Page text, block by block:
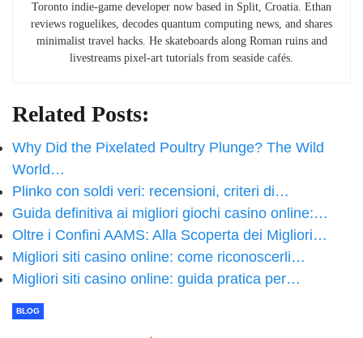
Toronto indie-game developer now based in Split, Croatia. Ethan
reviews roguelikes, decodes quantum computing news, and shares
minimalist travel hacks. He skateboards along Roman ruins and
livestreams pixel-art tutorials from seaside cafés.
Related Posts:
Why Did the Pixelated Poultry Plunge? The Wild
World…
Plinko con soldi veri: recensioni, criteri di…
Guida definitiva ai migliori giochi casino online:…
Oltre i Confini AAMS: Alla Scoperta dei Migliori…
Migliori siti casino online: come riconoscerli…
Migliori siti casino online: guida pratica per…
BLOG